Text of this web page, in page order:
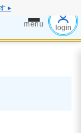
▸
menu login